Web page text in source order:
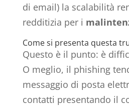
di email) la scalabilità
redditizia per i
Come si presenta questa
Questo è il punto: è
O meglio, il phishing
messaggio di posta
contatti presentando il